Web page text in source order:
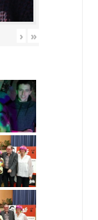
› »